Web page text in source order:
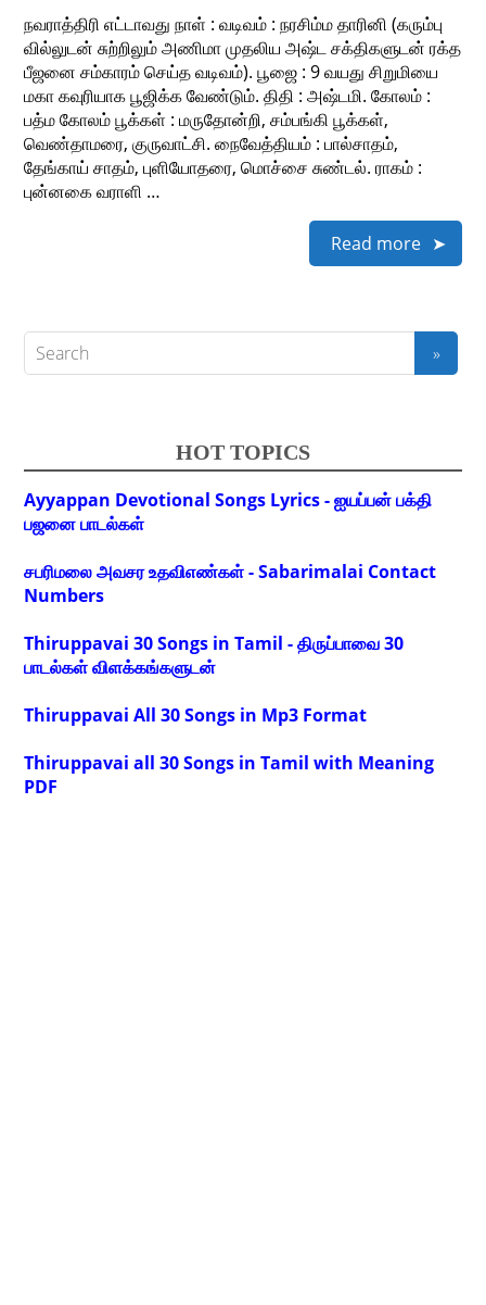
நவராத்திரி எட்டாவது நாள் : வடிவம் : நரசிம்ம தாரினி (கரும்பு
வில்லுடன் சுற்றிலும் அணிமா முதலிய அஷ்ட சக்திகளுடன் ரக்த
பீஜனை சம்காரம் செய்த வடிவம்). பூஜை : 9 வயது சிறுமியை
மகா கவுரியாக பூஜிக்க வேண்டும். திதி : அஷ்டமி. கோலம் :
பத்ம கோலம் பூக்கள் : மருதோன்றி, சம்பங்கி பூக்கள்,
வெண்தாமரை, குருவாட்சி. நைவேத்தியம் : பால்சாதம்,
தேங்காய் சாதம், புளியோதரை, மொச்சை சுண்டல். ராகம் :
புன்னகை வராளி …
Read more
HOT TOPICS
Ayyappan Devotional Songs Lyrics - ஐயப்பன் பக்தி
பஜனை பாடல்கள்
சபரிமலை அவசர உதவிஎண்கள் - Sabarimalai Contact
Numbers
Thiruppavai 30 Songs in Tamil - திருப்பாவை 30
பாடல்கள் விளக்கங்களுடன்
Thiruppavai All 30 Songs in Mp3 Format
Thiruppavai all 30 Songs in Tamil with Meaning
PDF